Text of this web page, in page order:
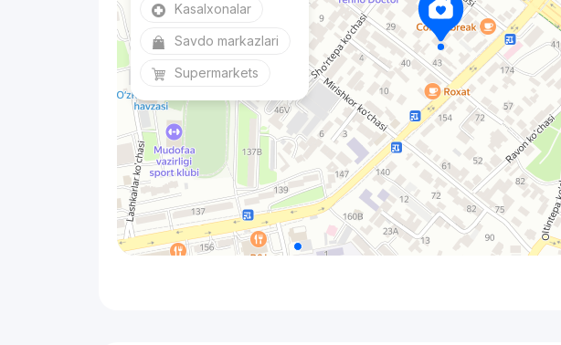
Kasalxonalar
Savdo markazlari
Supermarkets